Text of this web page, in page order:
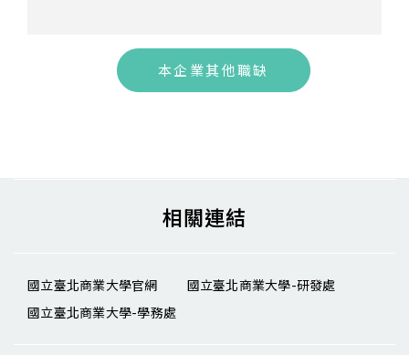
本企業其他職缺
相關連結
國立臺北商業大學官網
國立臺北商業大學-研發處
國立臺北商業大學-學務處